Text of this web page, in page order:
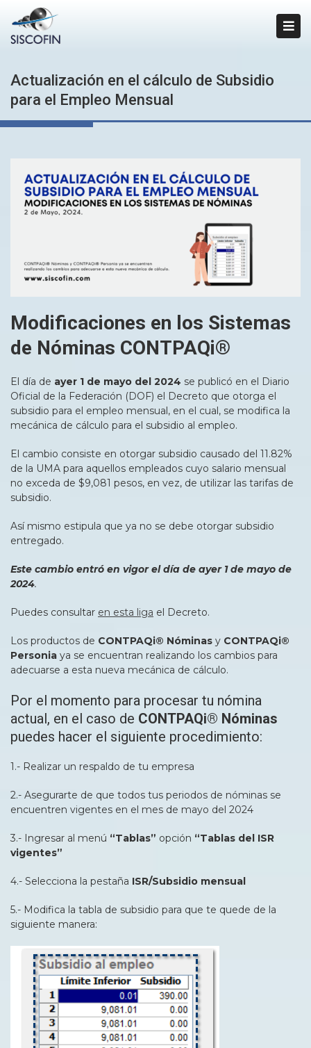
Actualización en el cálculo de Subsidio
para el Empleo Mensual
Modificaciones en los Sistemas
de Nóminas CONTPAQi®
El día de ayer 1 de mayo del 2024 se publicó en el Diario
Oficial de la Federación (DOF) el Decreto que otorga el
subsidio para el empleo mensual, en el cual, se modifica la
mecánica de cálculo para el subsidio al empleo.
El cambio consiste en otorgar subsidio causado del 11.82%
de la UMA para aquellos empleados cuyo salario mensual
no exceda de $9,081 pesos, en vez, de utilizar las tarifas de
subsidio.
Así mismo estipula que ya no se debe otorgar subsidio
entregado.
Este cambio entró en vigor el día de ayer 1 de mayo de
2024.
Puedes consultar en esta liga el Decreto.
Los productos de CONTPAQi® Nóminas y CONTPAQi®
Personia ya se encuentran realizando los cambios para
adecuarse a esta nueva mecánica de cálculo.
Por el momento para procesar tu nómina
actual, en el caso de CONTPAQi® Nóminas
puedes hacer el siguiente procedimiento:
1.- Realizar un respaldo de tu empresa
2.- Asegurarte de que todos tus periodos de nóminas se
encuentren vigentes en el mes de mayo del 2024
3.- Ingresar al menú “Tablas” opción “Tablas del ISR
vigentes”
4.- Selecciona la pestaña ISR/Subsidio mensual
5.- Modifica la tabla de subsidio para que te quede de la
siguiente manera: